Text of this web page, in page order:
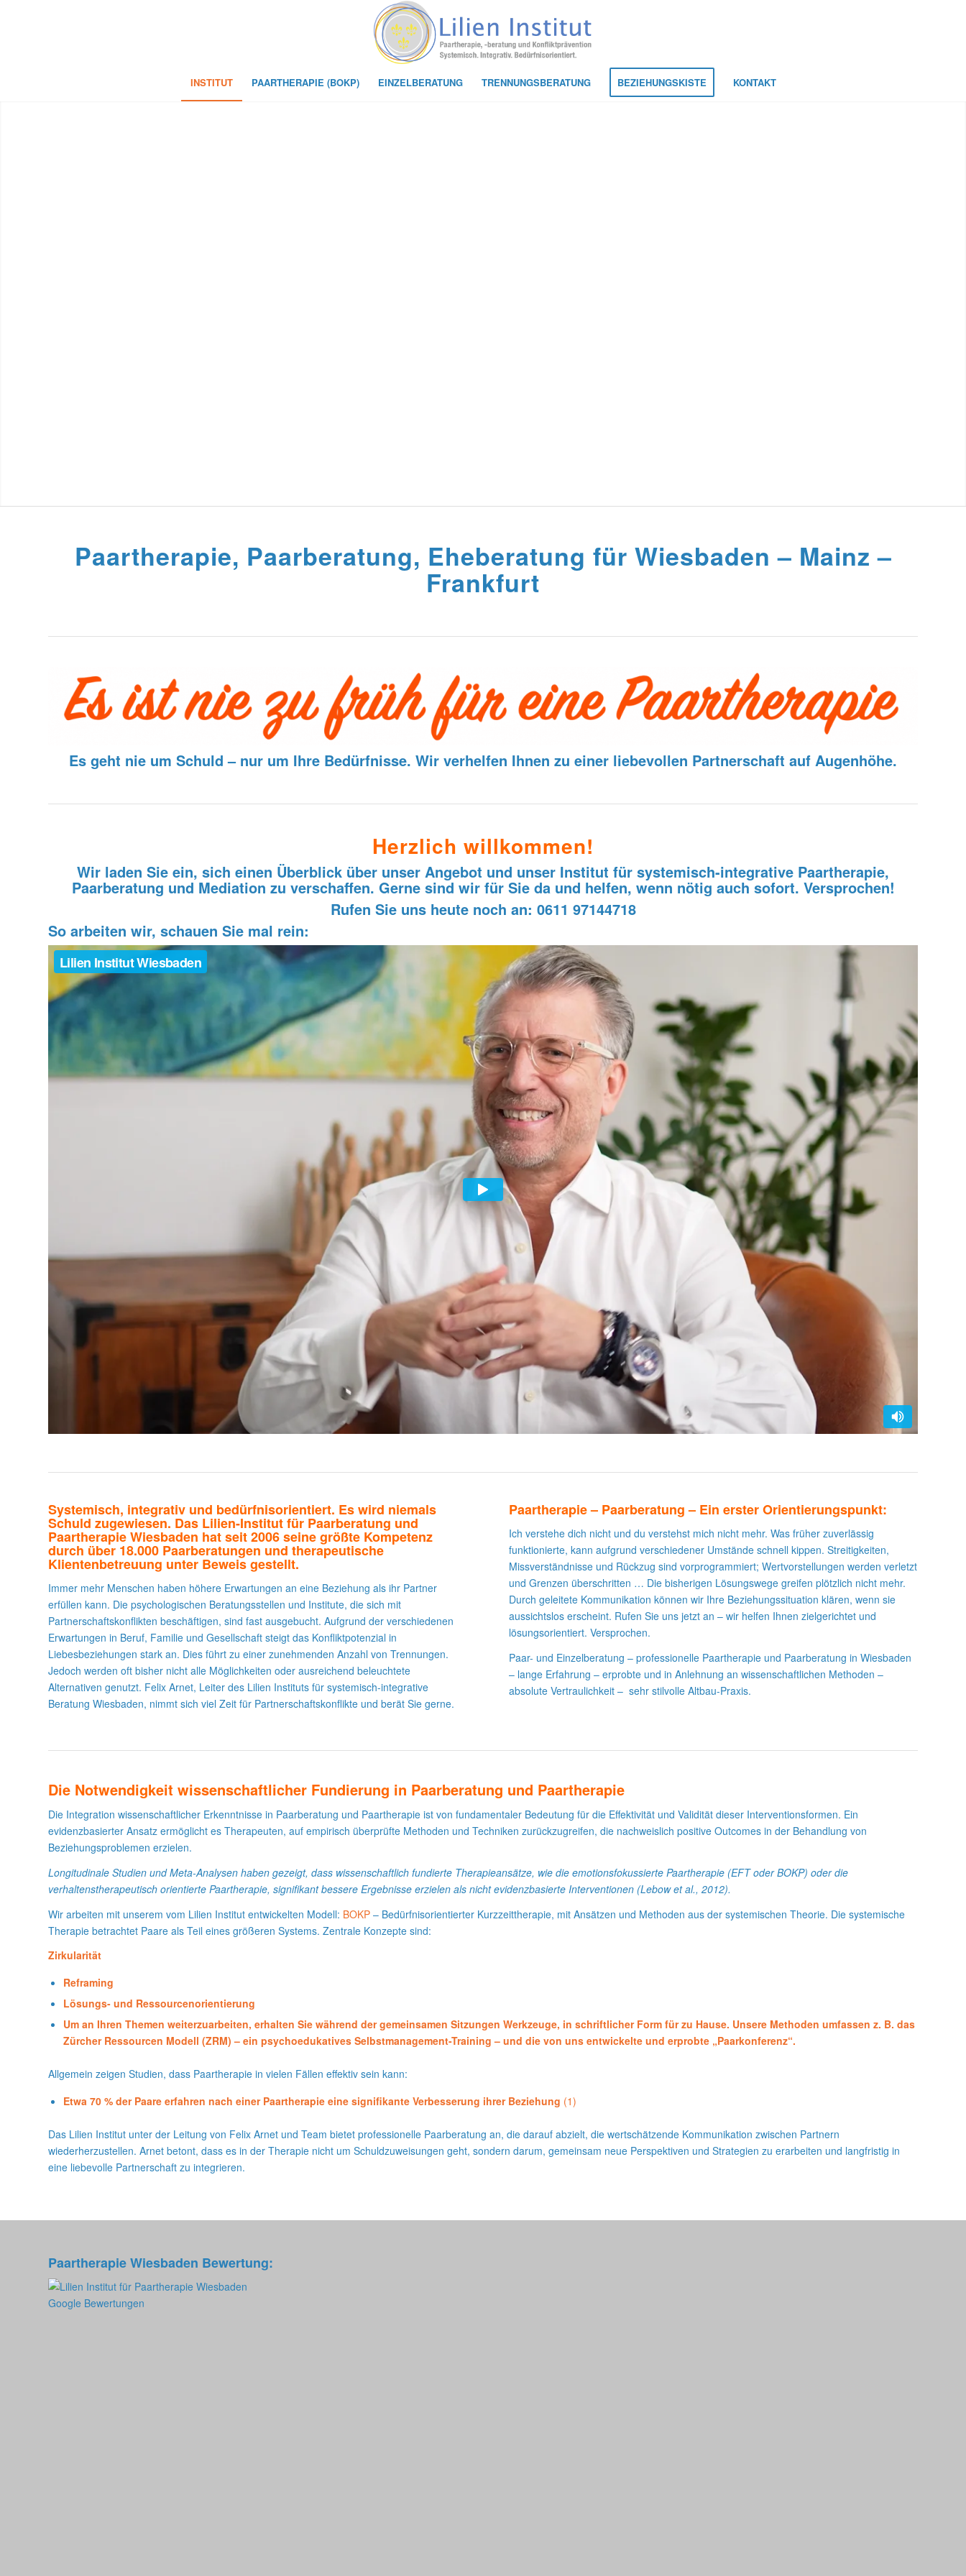
INSTITUT PAARTHERAPIE (BOKP) EINZELBERATUNG TRENNUNGSBERATUNG BEZIEHUNGSKISTE KONTAKT
Paartherapie, Paarberatung, Eheberatung für Wiesbaden – Mainz –
Frankfurt
Es geht nie um Schuld – nur um Ihre Bedürfnisse. Wir verhelfen Ihnen zu einer liebevollen Partnerschaft auf Augenhöhe.
Herzlich willkommen!
Wir laden Sie ein, sich einen Überblick über unser Angebot und unser Institut für systemisch-integrative Paartherapie,
Paarberatung und Mediation zu verschaffen. Gerne sind wir für Sie da und helfen, wenn nötig auch sofort. Versprochen!
Rufen Sie uns heute noch an: 0611 97144718
So arbeiten wir, schauen Sie mal rein:
Systemisch, integrativ und bedürfnisorientiert. Es wird niemals
Schuld zugewiesen. Das Lilien-Institut für Paarberatung und
Paartherapie Wiesbaden hat seit 2006 seine größte Kompetenz
durch über 18.000 Paarberatungen und therapeutische
Klientenbetreuung unter Beweis gestellt.
Immer mehr Menschen haben höhere Erwartungen an eine Beziehung als ihr Partner
erfüllen kann. Die psychologischen Beratungsstellen und Institute, die sich mit
Partnerschaftskonflikten beschäftigen, sind fast ausgebucht. Aufgrund der verschiedenen
Erwartungen in Beruf, Familie und Gesellschaft steigt das Konfliktpotenzial in
Liebesbeziehungen stark an. Dies führt zu einer zunehmenden Anzahl von Trennungen.
Jedoch werden oft bisher nicht alle Möglichkeiten oder ausreichend beleuchtete
Alternativen genutzt. Felix Arnet, Leiter des Lilien Instituts für systemisch-integrative
Beratung Wiesbaden, nimmt sich viel Zeit für Partnerschaftskonflikte und berät Sie gerne.
Paartherapie – Paarberatung – Ein erster Orientierungspunkt:
Ich verstehe dich nicht und du verstehst mich nicht mehr. Was früher zuverlässig
funktionierte, kann aufgrund verschiedener Umstände schnell kippen. Streitigkeiten,
Missverständnisse und Rückzug sind vorprogrammiert; Wertvorstellungen werden verletzt
und Grenzen überschritten … Die bisherigen Lösungswege greifen plötzlich nicht mehr.
Durch geleitete Kommunikation können wir Ihre Beziehungssituation klären, wenn sie
aussichtslos erscheint. Rufen Sie uns jetzt an – wir helfen Ihnen zielgerichtet und
lösungsorientiert. Versprochen.
Paar- und Einzelberatung – professionelle Paartherapie und Paarberatung in Wiesbaden
– lange Erfahrung – erprobte und in Anlehnung an wissenschaftlichen Methoden –
absolute Vertraulichkeit – sehr stilvolle Altbau-Praxis.
Die Notwendigkeit wissenschaftlicher Fundierung in Paarberatung und Paartherapie
Die Integration wissenschaftlicher Erkenntnisse in Paarberatung und Paartherapie ist von fundamentaler Bedeutung für die Effektivität und Validität dieser Interventionsformen. Ein
evidenzbasierter Ansatz ermöglicht es Therapeuten, auf empirisch überprüfte Methoden und Techniken zurückzugreifen, die nachweislich positive Outcomes in der Behandlung von
Beziehungsproblemen erzielen.
Longitudinale Studien und Meta-Analysen haben gezeigt, dass wissenschaftlich fundierte Therapieansätze, wie die emotionsfokussierte Paartherapie (EFT oder BOKP) oder die
verhaltenstherapeutisch orientierte Paartherapie, signifikant bessere Ergebnisse erzielen als nicht evidenzbasierte Interventionen (Lebow et al., 2012).
Wir arbeiten mit unserem vom Lilien Institut entwickelten Modell: BOKP – Bedürfnisorientierter Kurzzeittherapie, mit Ansätzen und Methoden aus der systemischen Theorie. Die systemische
Therapie betrachtet Paare als Teil eines größeren Systems. Zentrale Konzepte sind:
Zirkularität
Reframing
Lösungs- und Ressourcenorientierung
Um an Ihren Themen weiterzuarbeiten, erhalten Sie während der gemeinsamen Sitzungen Werkzeuge, in schriftlicher Form für zu Hause. Unsere Methoden umfassen z. B. das
Zürcher Ressourcen Modell (ZRM) – ein psychoedukatives Selbstmanagement-Training – und die von uns entwickelte und erprobte „Paarkonferenz“.
Allgemein zeigen Studien, dass Paartherapie in vielen Fällen effektiv sein kann:
Etwa 70 % der Paare erfahren nach einer Paartherapie eine signifikante Verbesserung ihrer Beziehung (1)
Das Lilien Institut unter der Leitung von Felix Arnet und Team bietet professionelle Paarberatung an, die darauf abzielt, die wertschätzende Kommunikation zwischen Partnern
wiederherzustellen. Arnet betont, dass es in der Therapie nicht um Schuldzuweisungen geht, sondern darum, gemeinsam neue Perspektiven und Strategien zu erarbeiten und langfristig in
eine liebevolle Partnerschaft zu integrieren.
Paartherapie Wiesbaden Bewertung: